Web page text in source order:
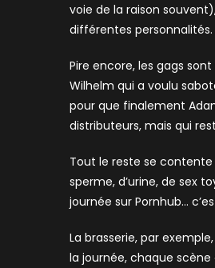
voie de la raison
différentes personnalités.
Pire encore, les gags
Wilhelm qui a voulu
pour que finalement
distributeurs, mais qui
Tout le reste se contente
sperme, d’urine, de sex
journée sur Pornhub…
La brasserie, par
la journée, chaque